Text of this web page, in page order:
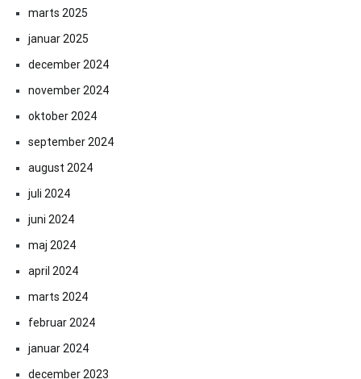
marts 2025
januar 2025
december 2024
november 2024
oktober 2024
september 2024
august 2024
juli 2024
juni 2024
maj 2024
april 2024
marts 2024
februar 2024
januar 2024
december 2023